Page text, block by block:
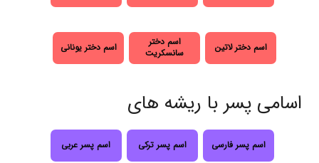
اسم دختر لاتین
اسم دختر
سانسکریت
اسم دختر یونانی
اسامی پسر با ریشه های
اسم پسر فارسی اسم پسر ترکی اسم پسر عربی